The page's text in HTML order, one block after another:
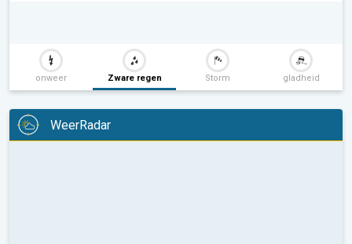
onweer Zware regen Storm gladheid
WeerRadar